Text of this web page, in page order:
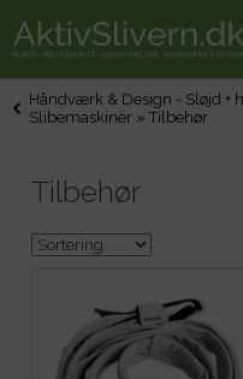
Håndværk & Design - Sløjd +
Slibemaskiner »Tilbehør
Tilbehør